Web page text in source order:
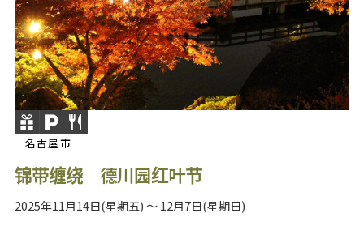
名古屋市
锦带缠绕 德川园红叶节
2025年11月14日(星期五) ～ 12月7日(星期日)